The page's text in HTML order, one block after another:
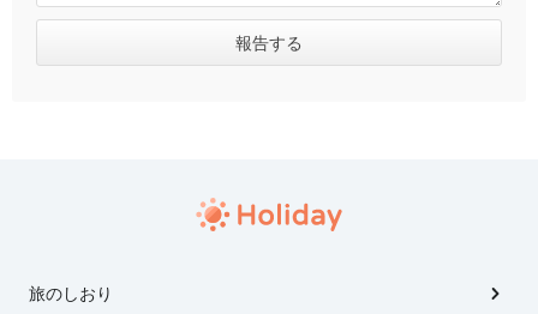
旅のしおり